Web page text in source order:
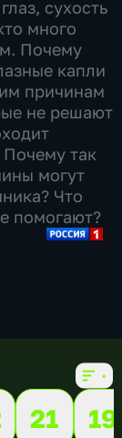
сухость
много
Почему
капли
причинам
не решают
Почему так
могут
Что
помогают?
21
19